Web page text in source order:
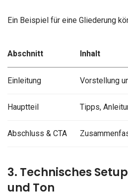
Ein Beispiel für eine Gliederung
Abschnitt Inhalt
Einleitung Vorstellung
Hauptteil Tipps,
Abschluss & CTA
3. Technisches
und Ton